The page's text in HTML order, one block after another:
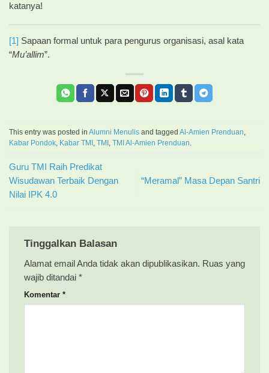
katanya!
[1] Sapaan formal untuk para pengurus organisasi, asal kata
“Mu’allim”.
This entry was posted in Alumni Menulis and tagged Al-Amien Prenduan
Kabar Pondok Kabar TMI TMI TMI Al-Amien Prenduan
Guru TMI Raih Predikat
Wisudawan Terbaik Dengan
Nilai IPK 4.0
“Meramal” Masa Depan Santri
Tinggalkan Balasan
Alamat email Anda tidak akan dipublikasikan. Ruas yang
wajib ditandai *
Komentar *